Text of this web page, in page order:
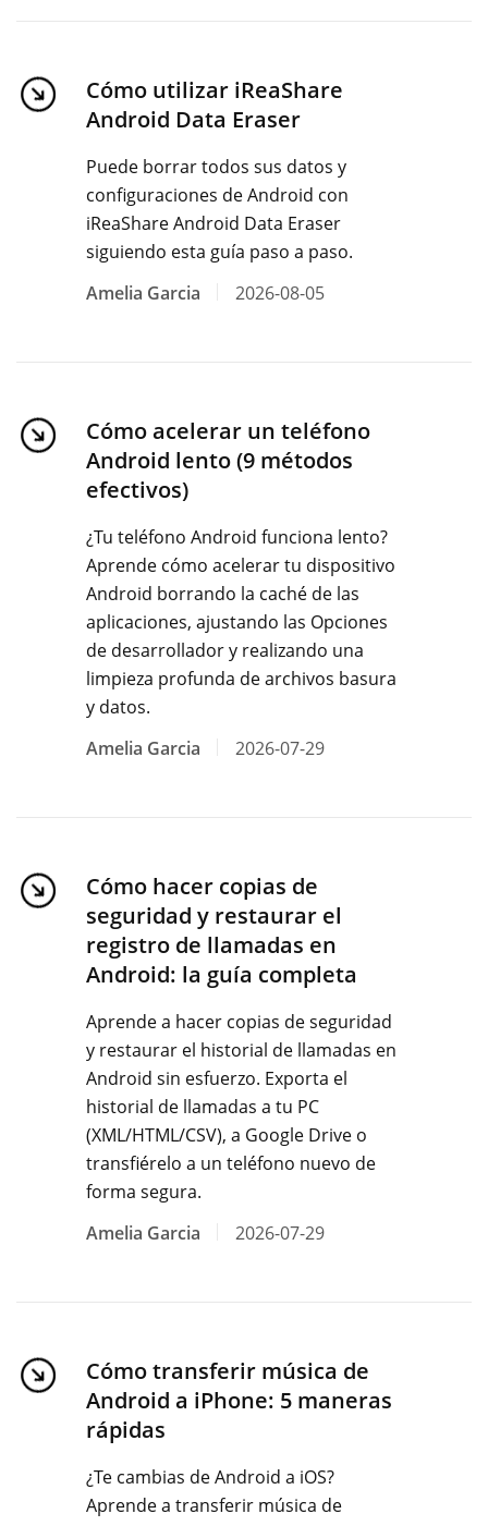
Cómo utilizar iReaShare
Android Data Eraser
Puede borrar todos sus datos y
configuraciones de Android con
iReaShare Android Data Eraser
siguiendo esta guía paso a paso.
Amelia Garcia
2026-08-05
Cómo acelerar un teléfono
Android lento (9 métodos
efectivos)
¿Tu teléfono Android funciona lento?
Aprende cómo acelerar tu dispositivo
Android borrando la caché de las
aplicaciones, ajustando las Opciones
de desarrollador y realizando una
limpieza profunda de archivos basura
y datos.
Amelia Garcia
2026-07-29
Cómo hacer copias de
seguridad y restaurar el
registro de llamadas en
Android: la guía completa
Aprende a hacer copias de seguridad
y restaurar el historial de llamadas en
Android sin esfuerzo. Exporta el
historial de llamadas a tu PC
(XML/HTML/CSV), a Google Drive o
transfiérelo a un teléfono nuevo de
forma segura.
Amelia Garcia
2026-07-29
Cómo transferir música de
Android a iPhone: 5 maneras
rápidas
¿Te cambias de Android a iOS?
Aprende a transferir música de